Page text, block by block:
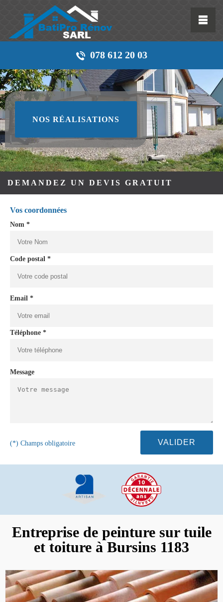
078 612 20 03
NOS RÉALISATIONS
DEMANDEZ UN DEVIS GRATUIT
Vos coordonnées
Nom *
Code postal *
Email *
Téléphone *
Message
(*) Champs obligatoire
Entreprise de peinture sur tuile
et toiture à Bursins 1183